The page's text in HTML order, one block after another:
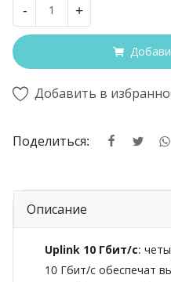
- +
Добавить в
Поделиться:
Описание
Uplink 10 Гбит/с:
10 Гбит/с обеспечат